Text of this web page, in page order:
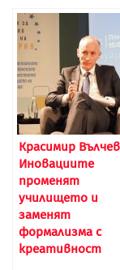
Красимир
Иновациите
променят
училището и
заменят
формализма с
креативност